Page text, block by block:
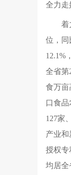
全力走
着
位，同
12.1%
全省第
食万亩
口食
127家
产业和
授权专
均居全